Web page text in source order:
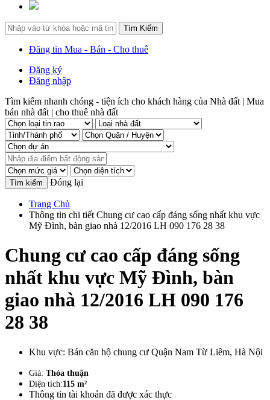
Đăng tin Mua - Bán - Cho thuê
Đăng ký
Đăng nhập
Tìm kiếm nhanh chóng - tiện ích cho khách hàng của Nhà đất | Mua
bán nhà đất | cho thuê nhà đất
Đóng lại
Trang Chủ
Thông tin chi tiết Chung cư cao cấp đáng sống nhất khu vực
Mỹ Đình, bàn giao nhà 12/2016 LH 090 176 28 38
Chung cư cao cấp đáng sống
nhất khu vực Mỹ Đình, bàn
giao nhà 12/2016 LH 090 176
28 38
Khu vực: Bán căn hộ chung cư Quận Nam Từ Liêm, Hà Nội
Giá: Thỏa thuận
Diện tích:115 m²
Thông tin tài khoản đã được xác thực